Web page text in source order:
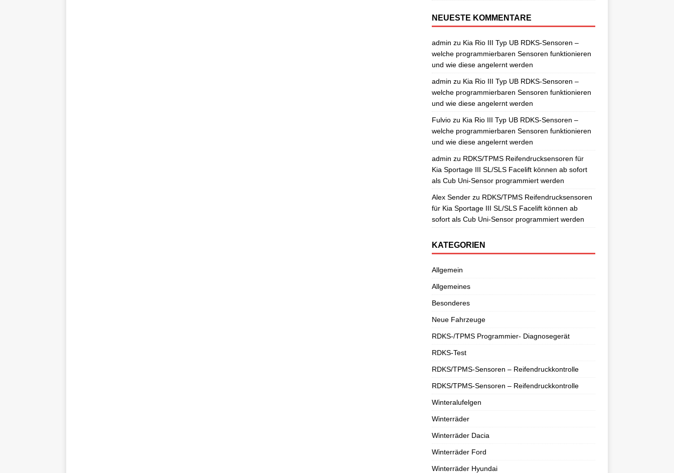
NEUESTE KOMMENTARE
admin zu Kia Rio III Typ UB RDKS-Sensoren –
welche programmierbaren Sensoren funktionieren
und wie diese angelernt werden
admin zu Kia Rio III Typ UB RDKS-Sensoren –
welche programmierbaren Sensoren funktionieren
und wie diese angelernt werden
Fulviozu Kia Rio III Typ UB RDKS-Sensoren –
welche programmierbaren Sensoren funktionieren
und wie diese angelernt werden
admin zu RDKS/TPMS Reifendrucksensoren für
Kia Sportage III SL/SLS Facelift können ab sofort
als Cub Uni-Sensor programmiert werden
Alex Senderzu RDKS/TPMS Reifendrucksensoren
für Kia Sportage III SL/SLS Facelift können ab
sofort als Cub Uni-Sensor programmiert werden
KATEGORIEN
Allgemein
Allgemeines
Besonderes
Neue Fahrzeuge
RDKS-/TPMS Programmier- Diagnosegerät
RDKS-Test
RDKS/TPMS-Sensoren – Reifendruckkontrolle
RDKS/TPMS-Sensoren – Reifendruckkontrolle
Winteralufelgen
Winterräder
Winterräder Dacia
Winterräder Ford
Winterräder Hyundai